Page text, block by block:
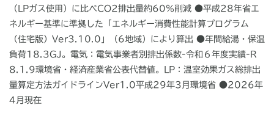
（LPガス使用）に比べCO2排出量約60％削減 ●平成28年省エ
ネルギー基準に準拠した「エネルギー消費性能計算プログラム
（住宅版）Ver3.10.0」（6地域）により算出 ●年間給湯・保温
負荷18.3GJ。電気：電気事業者別排出係数-令和６年度実績-R
8.1.9環境省・経済産業省公表代替値。LP：温室効果ガス総排出
量算定方法ガイドラインVer1.0平成29年3月環境省 ●2026年
4月現在